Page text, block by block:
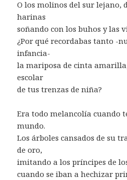
O los molinos del sur lejano,
harinas
soñando con los buhos y las
¿Por qué recordabas tanto -
infancia-
la mariposa de cinta
escolar
de tus trenzas de niña?
Era todo melancolía cuando
mundo.
Los árboles cansados de su
de oro,
imitando a los príncipes de
cuando se iban a hechizar